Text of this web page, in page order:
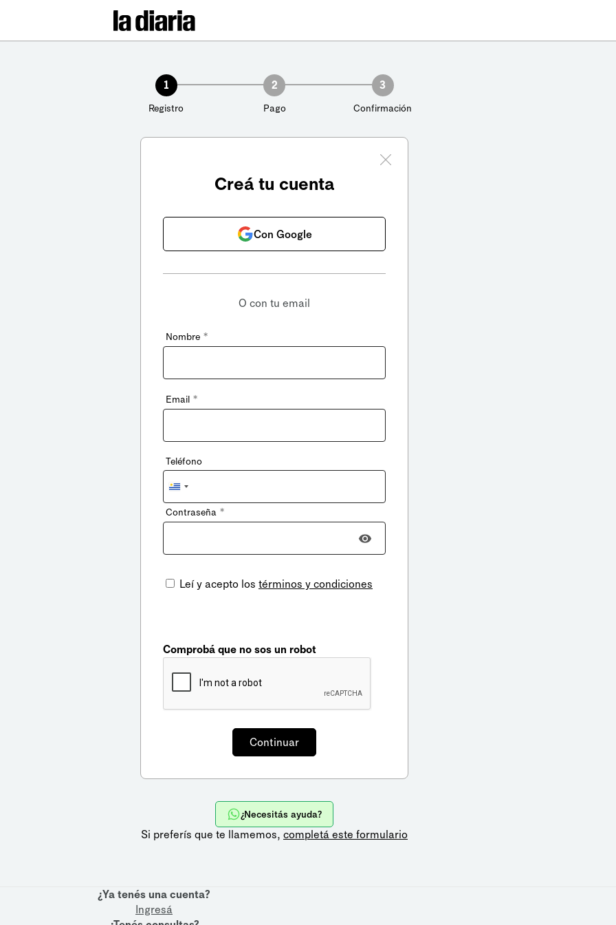
1
Registro
2
Pago
3
Confirmación
Creá tu cuenta
Con Google
O con tu email
Nombre *
Email *
Teléfono
Uruguay
+598
Contraseña *
Leí y acepto los términos y condiciones
Comprobá que no sos un robot
¿Necesitás ayuda?
Si preferís que te llamemos, completá este formulario
¿Ya tenés una cuenta?
Ingresá